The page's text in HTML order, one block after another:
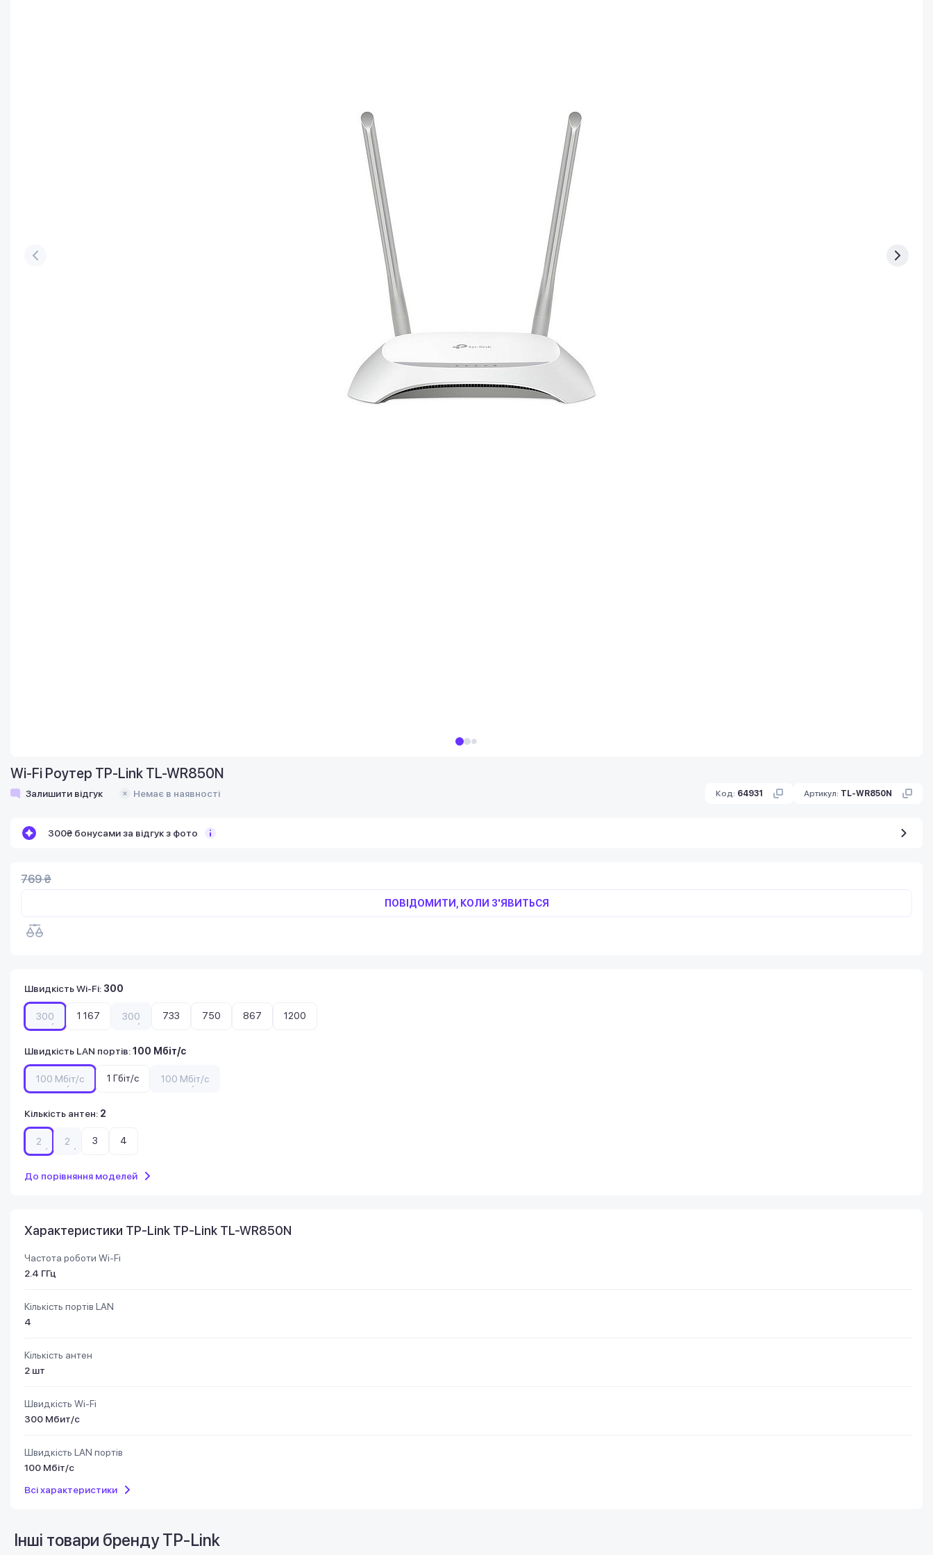
Wi-Fi Роутер TP-Link TL-WR850N
Залишити відгук Немає в наявності Код: 64931 Артикул: TL-WR850N
300₴ бонусами за відгук з фото
769 ₴
ПОВІДОМИТИ, КОЛИ З'ЯВИТЬСЯ
Швидкість Wi-Fi: 300
300 1 167 300 733 750 867 1200
Швидкість LAN портів:100 Мбіт/с
100 Мбіт/с 1 Гбіт/с 100 Мбіт/с
Кількість антен: 2
2 2 3 4
До порівняння моделей
Характеристики TP-Link TP-Link TL-WR850N
Частота роботи Wi-Fi
2.4 ГГц
Кількість портів LAN
4
Кількість антен
2 шт
Швидкість Wi-Fi
300 Мбит/с
Швидкість LAN портів
100 Мбіт/с
Всі характеристики
Інші товари брендуTP-Link